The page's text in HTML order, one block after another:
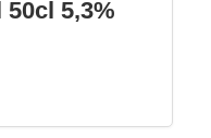
5,3%